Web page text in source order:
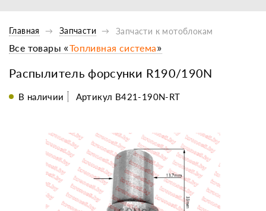
Главная Запчасти Запчасти к мотоблокам
Распылитель форсунки R190/190N
Все товары «Топливная система»
В наличии Артикул B421-190N-RT